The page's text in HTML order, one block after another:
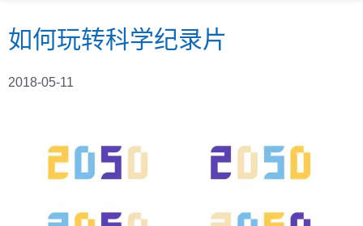
如何玩转科学纪录片
2018-05-11